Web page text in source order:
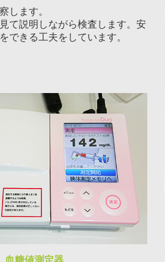
します。
て説明しながら検査します。安
できる工夫をしています。